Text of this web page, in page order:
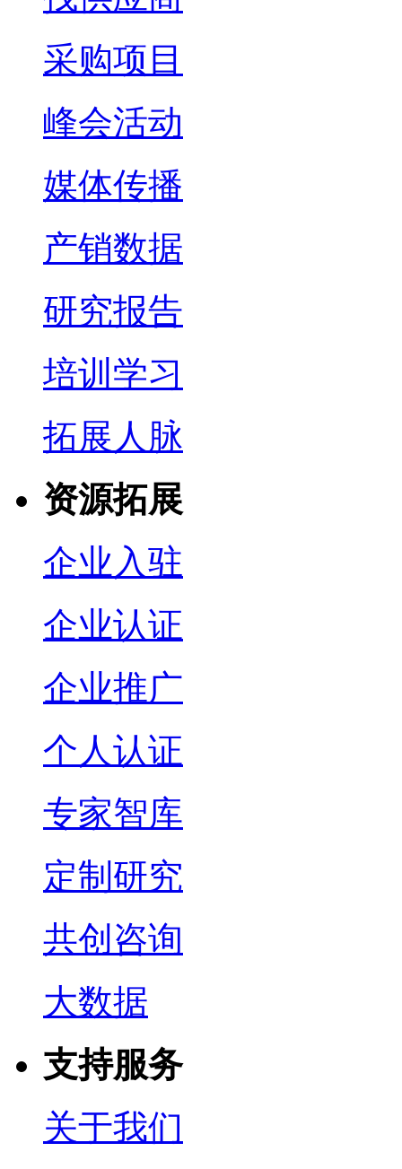
采购项目
峰会活动
媒体传播
产销数据
研究报告
培训学习
拓展人脉
资源拓展
企业入驻
企业认证
企业推广
个人认证
专家智库
定制研究
共创咨询
大数据
支持服务
关于我们